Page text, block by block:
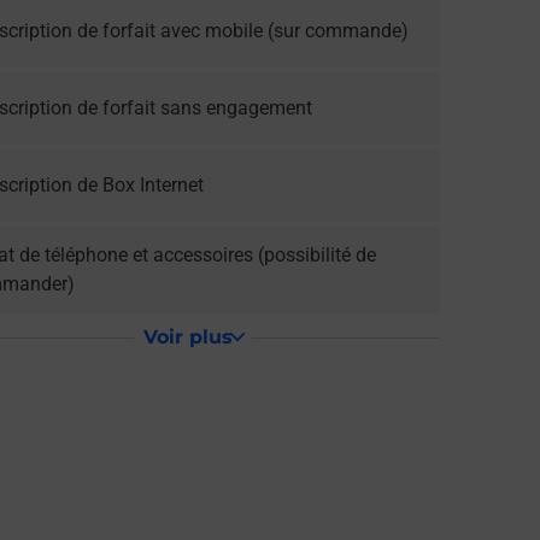
de forfait avec mobile (sur commande)
de forfait sans engagement
de Box Internet
de téléphone et accessoires (possibilité de
Voir plus